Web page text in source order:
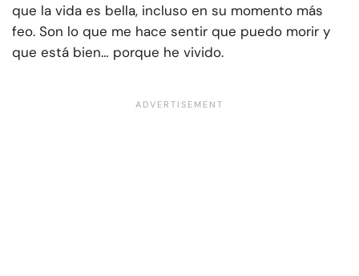
que la vida es bella, incluso en su momento más
feo. Son lo que me hace sentir que puedo morir y
que está bien… porque he vivido.